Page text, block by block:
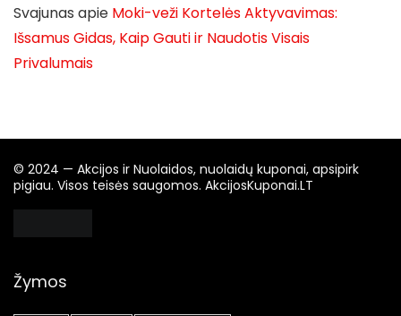
Svajunas apie Moki-veži Kortelės Aktyvavimas:
Išsamus Gidas, Kaip Gauti ir Naudotis Visais
Privalumais
© 2024 — Akcijos ir Nuolaidos, nuolaidų kuponai, apsipirk
pigiau. Visos teisės saugomos. AkcijosKuponai.LT
Žymos